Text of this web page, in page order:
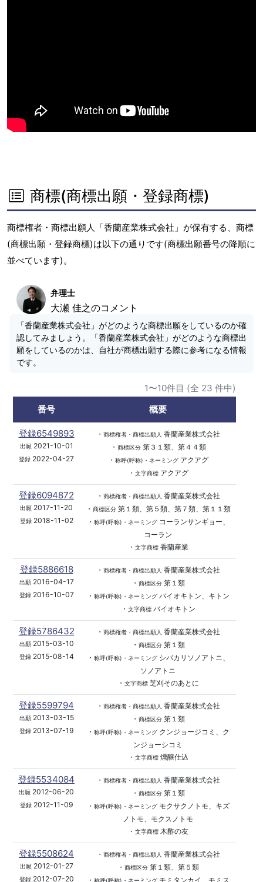
商標(商標出願・登録商標)
商標権者・商標出願人「香蘭産業株式会社」が保有する、商標
(商標出願・登録商標)は以下の通りです(商標出願番号の降順に
並べています)。
弁理士
大瀬 佳之のコメント
「香蘭産業株式会社」がどのような商標出願をしているのか確
認してみましょう。「香蘭産業株式会社」がどのような商標出
願をしているのかは、自社が商標出願する際に参考になる情報
です。
1〜10件目 (全 23 件中)
番号
概要
登録6549893
出願2021-10-01
登録 2022-04-27
・ 商標権者・商標出願人 香蘭産業株式会社
・ 商標区分第３１類、第４４類
・ 称呼(呼称)・ネーミングアクアグ
・ 文字商標アクアグ
登録6094872
出願 2017-11-20
登録2018-11-02
・ 商標権者・商標出願人 香蘭産業株式会社
・ 商標区分第１類、第５類、第７類、第１１類
・ 称呼(呼称)・ネーミングコーランサンギョー、
コーラン
・ 文字商標香蘭産業
登録5886618
出願2016-04-17
登録2016-10-07
・ 商標権者・商標出願人 香蘭産業株式会社
・ 商標区分第１類
・ 称呼(呼称)・ネーミングバイオキトン、キトン
・ 文字商標バイオキトン
登録5786432
出願2015-03-10
登録2015-08-14
・ 商標権者・商標出願人 香蘭産業株式会社
・ 商標区分第１類
・ 称呼(呼称)・ネーミングシバカリソノアトニ、
ソノアトニ
・ 文字商標芝刈そのあとに
登録5599794
出願2013-03-15
登録2013-07-19
・ 商標権者・商標出願人 香蘭産業株式会社
・ 商標区分第１類
・ 称呼(呼称)・ネーミングクンジョージコミ、ク
ンジョーシコミ
・ 文字商標燻醸仕込
登録5534084
出願 2012-06-20
登録2012-11-09
・ 商標権者・商標出願人 香蘭産業株式会社
・ 商標区分第１類
・ 称呼(呼称)・ネーミングモクサクノトモ、キズ
ノトモ、モクスノトモ
・ 文字商標木酢の友
登録5508624
出願2012-01-27
登録2012-07-20
・ 商標権者・商標出願人 香蘭産業株式会社
・ 商標区分第１類、第５類
・ 称呼(呼称)・ネーミングモミタンカイ、モミス